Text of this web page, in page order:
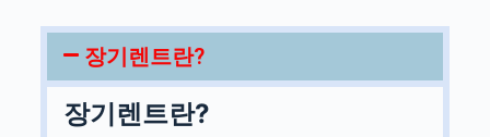
장기렌트란?
장기렌트란?